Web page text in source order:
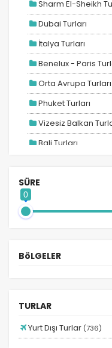
Pazarlama
Size ve ilgi
için kullanılır.
edersiniz, ancak
Sharm El-Sheikh
Dubai Turları
İtalya Turları
Benelux - Paris
Orta Avrupa Turları
Phuket Turları
Vizesiz Balkan
Bali Turları
Ara Tatil Turları
Adana Hareketli
Adana Hareketli
Afrika Turları
Almanya Turları
SÜRE
0
BöLGELER
TURLAR
Yurt Dışı Turlar (736)